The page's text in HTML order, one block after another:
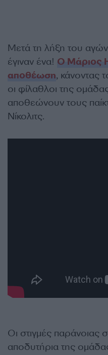
Μετά τη λήξη του
έγιναν ένα! Ο Μάριος
αποθέωση, κάνοντας
οι φίλαθλοι της
αποθεώνουν τους
Νίκολιτς.
Οι στιγμές παράνοιας
αποδυτήρια της